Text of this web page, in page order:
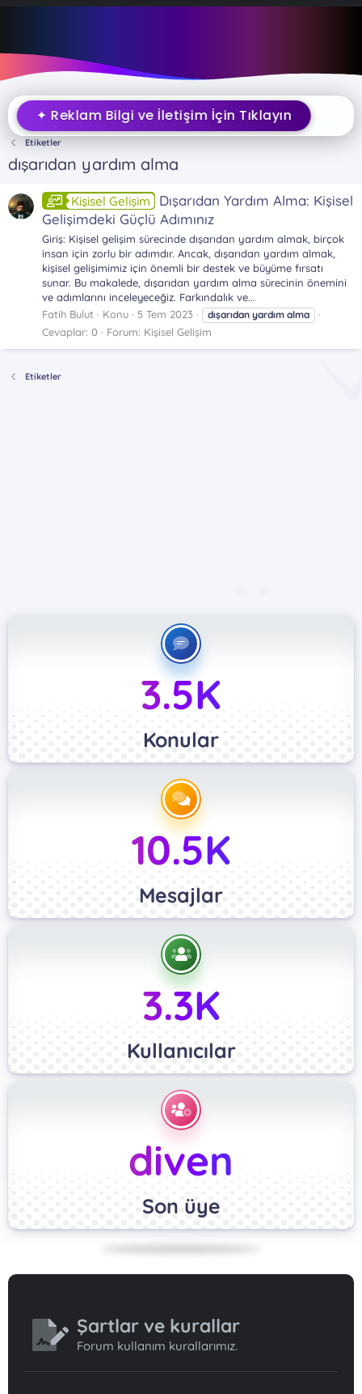
✦ Reklam Bilgi ve İletişim İçin Tıklayın
Etiketler
dışarıdan yardım alma
Kişisel Gelişim
Dışarıdan Yardım Alma: Kişisel
Gelişimdeki Güçlü Adımınız
Giriş: Kişisel gelişim sürecinde dışarıdan yardım almak, birçok
insan için zorlu bir adımdır. Ancak, dışarıdan yardım almak,
kişisel gelişimimiz için önemli bir destek ve büyüme fırsatı
sunar. Bu makalede, dışarıdan yardım alma sürecinin önemini
ve adımlarını inceleyeceğiz. Farkındalık ve...
Fatih Bulut
Konu 5 Tem 2023 dışarıdan yardım alma
Cevaplar: 0 Forum: Kişisel Gelişim
Etiketler
3.5K
Konular
10.5K
Mesajlar
3.3K
Kullanıcılar
diven
Son üye
Şartlar ve kurallar
Forum kullanım kurallarımız.